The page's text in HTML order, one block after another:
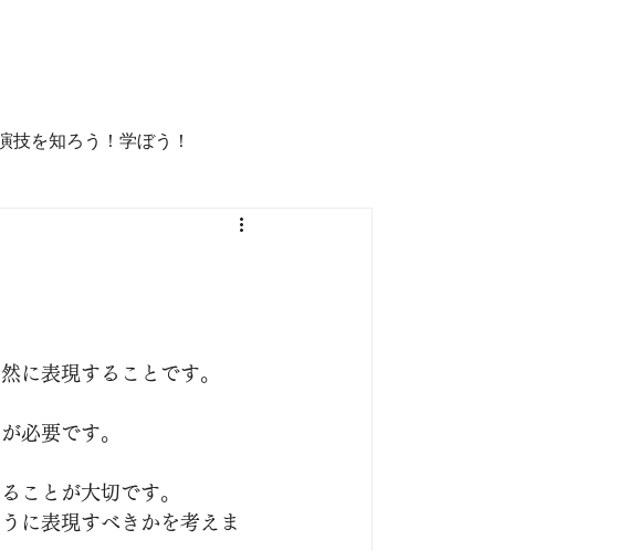
技を知ろう！学ぼう！
に表現することです。
必要です。
ことが大切です。
に表現すべきかを考えま